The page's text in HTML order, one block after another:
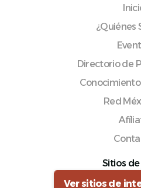
¿Quiénes
Directorio de
Red
Sitios
Ver sitios de